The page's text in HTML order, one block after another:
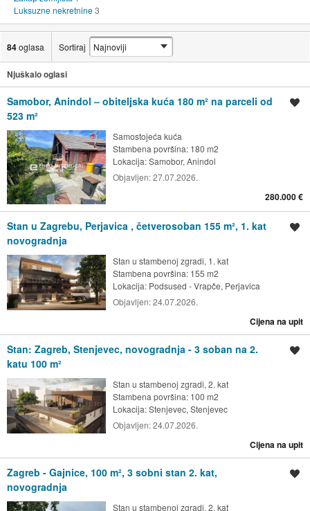
Luksuzne nekretnine3
84oglasa Sortiraj
Njuškalo oglasi
Samobor, Anindol – obiteljska kuća 180 m² na parceli od
523 m²
Samostojeća kuća
Stambena površina: 180 m2
Lokacija:Samobor, Anindol
Objavljen:27.07.2026.
280.000 €
Stan u Zagrebu, Perjavica , četverosoban 155 m², 1. kat
novogradnja
Stan u stambenoj zgradi, 1. kat
Stambena površina: 155 m2
Lokacija: Podsused - Vrapče, Perjavica
Objavljen:24.07.2026.
Cijena na upit
Stan: Zagreb, Stenjevec, novogradnja - 3 soban na 2.
katu 100 m²
Stan u stambenoj zgradi, 2. kat
Stambena površina: 100 m2
Lokacija:Stenjevec, Stenjevec
Objavljen:24.07.2026.
Cijena na upit
Zagreb - Gajnice, 100 m², 3 sobni stan 2. kat,
novogradnja
Stan u stambenoj zgradi, 2. kat